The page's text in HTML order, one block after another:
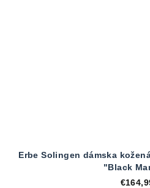
Erbe Solingen dámska kožená
"Black